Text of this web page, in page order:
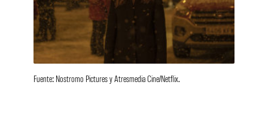
Fuente: Nostromo Pictures y Atresmedia Cine/Netflix.